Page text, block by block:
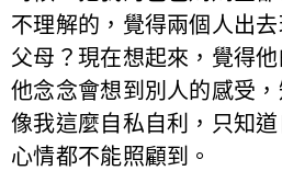
不理解的，覺得兩個人出
父母？現在想起來，覺得
他念念會想到別人的感受
像我這麼自私自利，只知
心情都不能照顧到。